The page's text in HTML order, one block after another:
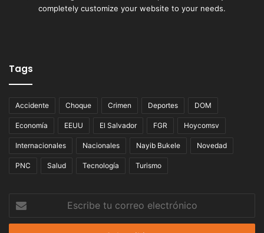
completely customize your website to your needs.
Tags
Accidente Choque Crimen Deportes DOM
Economía EEUU El Salvador FGR Hoycomsv
Internacionales Nacionales Nayib Bukele Novedad
PNC Salud Tecnología Turismo
correo